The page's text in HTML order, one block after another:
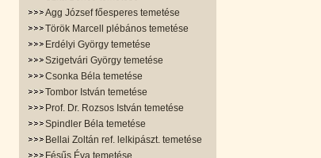
Agg József főesperes temetése
Török Marcell plébános temetése
Erdélyi György temetése
Szigetvári György temetése
Csonka Béla temetése
Tombor István temetése
Prof. Dr. Rozsos István temetése
Spindler Béla temetése
Bellai Zoltán ref. lelkipászt. temetése
Fésűs Éva temetése